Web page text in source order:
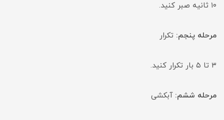
۱۰ ثانیه صبر کنید.
مرحله پنجم: تکرار
۳ تا ۵ بار تکرار کنید.
مرحله ششم:آبکشی